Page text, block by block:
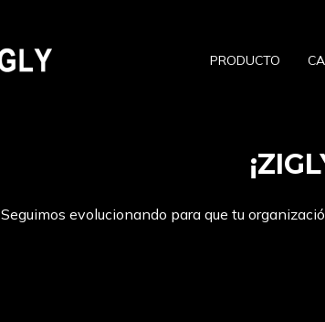
PRODUCTO
Seguimos evolucionando para que tu